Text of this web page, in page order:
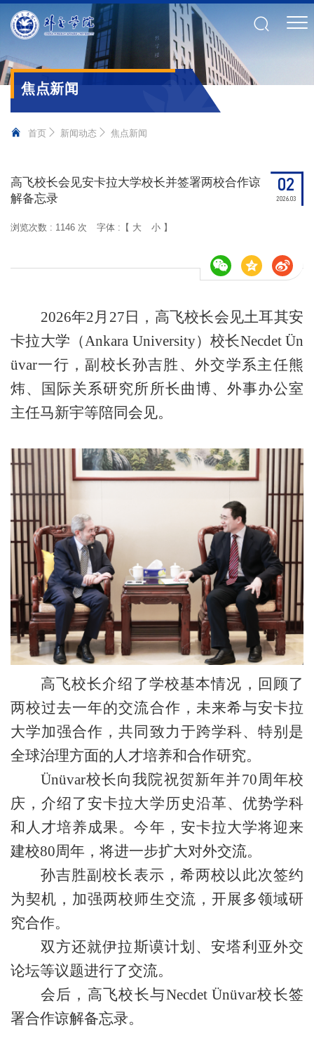
焦点新闻
首页 新闻动态 焦点新闻
高飞校长会见安卡拉大学校长并签署两校合作谅
解备忘录
浏览次数 : 1146 次 字体 :【 大 小 】
02
2026.03
2026年2月 27 日，高飞校长会见土耳其安
卡拉大学（Ankara University）校长Necdet Ün
üvar一行 ，副 校长孙吉胜、外交学系主任熊
炜、国际关系研究所所长曲博、外事办公室
主任马新宇等陪同会见。
高飞校长介绍了学校基本情况，回顾了
两校过去一年的交流合作 ， 未来希与安卡拉
大学加强合作，共同致力于跨学科、特别 是
全球治理方面的人才培养和合作研究。
Ünüvar校长向我院祝贺新年并70周年校
庆，介绍了安卡拉大学历史沿革、优势学科
和人才培养成果。今年，安卡拉大学将迎来
建校80周年，将进一步扩大对外交流。
孙吉胜副校长表示， 希两校 以此次签约
为契机 ，加强两校师生交流 ， 开展多领域研
究合作。
双方还就伊拉斯谟计划、安塔利亚外交
论坛等议题进行了交流。
会后，高飞校长与Necdet Ünüvar校长签
署合作谅解备忘录。